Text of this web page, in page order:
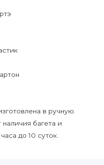
в ручную.
багета и
до 10 суток.